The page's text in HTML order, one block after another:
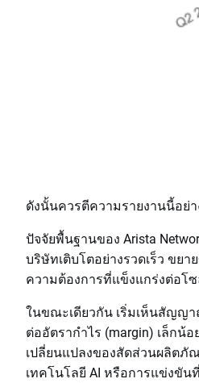
ดังนั้นควรตีความรายงานนี้อย่า
ปัจจัยพื้นฐานของ Arista
บริษัทเติบโตอย่างรวดเร็ว ขย
ความต้องการที่แข็งแกร่งต่อโ
ในขณะเดียวกัน เริ่มเห็นสัญญ
ต่ออัตรากำไร (margin) เล็กน้
เปลี่ยนแปลงของสัดส่วนผลิตภั
เทคโนโลยี AI หรือการแข่งขัน